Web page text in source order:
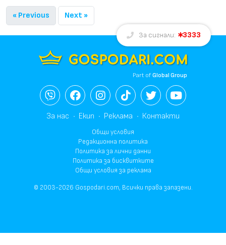
« Previous Next »
За сигнали: 3333
Part ofGlobal Group
За нас Екип Реклама Контакти
Общи условия
Редакционна политика
Политика за лични данни
Политика за бисквитките
Общи условия за реклама
© 2003-2026 Gospodari.com, Всички права запазени.